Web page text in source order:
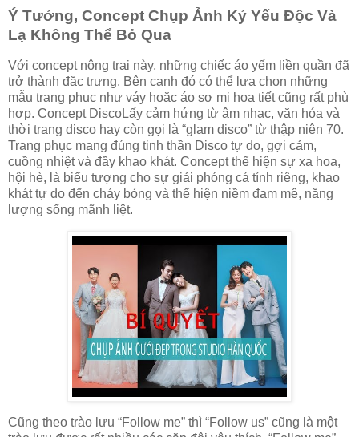
Ý Tưởng, Concept Chụp Ảnh Kỷ Yếu Độc Và
Lạ Không Thể Bỏ Qua
Với concept nông trại này, những chiếc áo yếm liền quần đã
trở thành đặc trưng. Bên cạnh đó có thể lựa chọn những
mẫu trang phục như váy hoặc áo sơ mi họa tiết cũng rất phù
hợp. Concept DiscoLấy cảm hứng từ âm nhạc, văn hóa và
thời trang disco hay còn gọi là “glam disco” từ thập niên 70.
Trang phục mang đúng tinh thần Disco tự do, gợi cảm,
cuồng nhiệt và đầy khao khát. Concept thể hiện sự xa hoa,
hội hè, là biểu tượng cho sự giải phóng cá tính riêng, khao
khát tự do đến cháy bỏng và thể hiện niềm đam mê, năng
lượng sống mãnh liệt.
Cũng theo trào lưu “Follow me” thì “Follow us” cũng là một